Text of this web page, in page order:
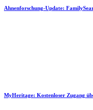
Ahnenforschung-Update:
MyHeritage: Kostenloser Zugang